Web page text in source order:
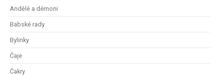
Andělé a démoni
Babské rady
Bylinky
Čaje
Čakry